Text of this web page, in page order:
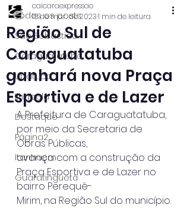
Todos os posts
São Sebastião
Caraguatatuba
Ubatuba
Ilhabela
Destaque
Página2
Itanhaém
Guaratinguetá
Região Sul de
Caraguatatuba
ganhará nova Praça
Esportiva e de Lazer
caicaraexpressao
15 de mar. de 20231 min de leitura
A Prefeitura de Caraguatatuba,
por meio da Secretaria de
Obras Públicas,
avança com a construção da
Praça Esportiva e de Lazer no
bairro Perequê-
Mirim, na Região Sul do município.